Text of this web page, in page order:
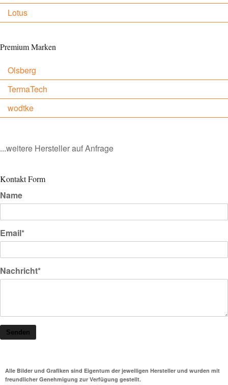
Lotus
Premium Marken
Olsberg
TermaTech
wodtke
...weitere Hersteller auf Anfrage
Kontakt Form
Name
Email*
Nachricht*
Senden
Alle Bilder und Grafiken sind Eigentum der jeweiligen Hersteller und wurden mit
freundlicher Genehmigung zur Verfügung gestellt.